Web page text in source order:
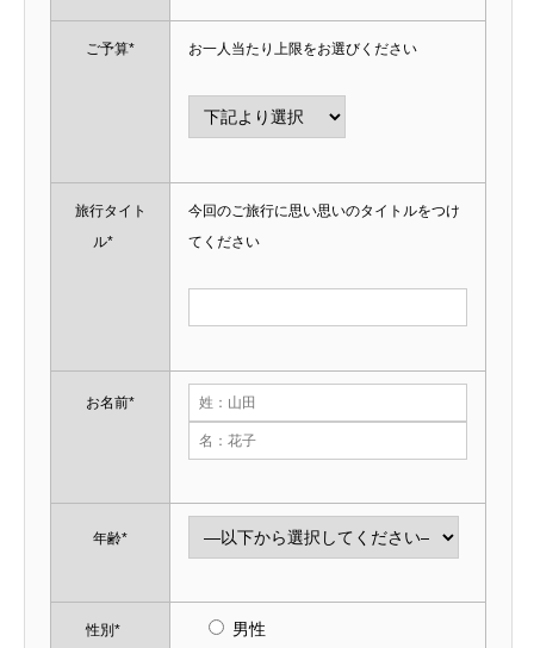
ご予算* お一人当たり上限をお選びください
旅行タイト
ル*
今回のご旅行に思い思いのタイトルをつけ
てください
お名前*
年齢*
性別*
男性